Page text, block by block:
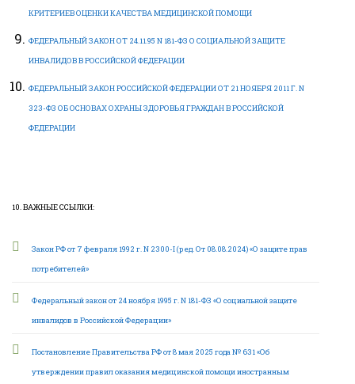
КРИТЕРИЕВ ОЦЕНКИ КАЧЕСТВА МЕДИЦИНСКОЙ ПОМОЩИ
ФЕДЕРАЛЬНЫЙ ЗАКОН ОТ 24.11.95 N 181-ФЗ О СОЦИАЛЬНОЙ ЗАЩИТЕ
ИНВАЛИДОВ В РОССИЙСКОЙ ФЕДЕРАЦИИ
ФЕДЕРАЛЬНЫЙ ЗАКОН РОССИЙСКОЙ ФЕДЕРАЦИИ ОТ 21 НОЯБРЯ 2011 Г. N
323-ФЗ ОБ ОСНОВАХ ОХРАНЫ ЗДОРОВЬЯ ГРАЖДАН В РОССИЙСКОЙ
ФЕДЕРАЦИИ
10. ВАЖНЫЕ ССЫЛКИ:
Закон РФ от 7 февраля 1992 г. N 2300-I (ред. От 08.08.2024) «О защите прав
потребителей»
Федеральный закон от 24 ноября 1995 г. N 181-ФЗ «О социальной защите
инвалидов в Российской Федерации»
Постановление Правительства РФ от 8 мая 2025 года № 631 «Об
утверждении правил оказания медицинской помощи иностранным